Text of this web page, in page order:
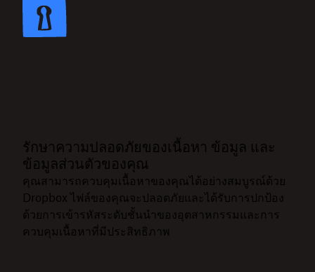
รักษาความปลอดภัยของเนื้อหา ข้อมูล และ
ข้อมูลส่วนตัวของคุณ
คุณสามารถควบคุมเนื้อหาของคุณได้อย่างสมบูรณ์ด้วย
Dropbox ไฟล์ของคุณจะปลอดภัยและได้รับการปกป้อง
ด้วยการเข้ารหัสระดับชั้นนำของอุตสาหกรรมและการ
ควบคุมเนื้อหาที่มีประสิทธิภาพ